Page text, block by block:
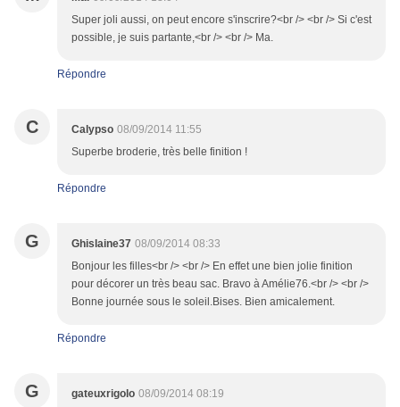
Super joli aussi, on peut encore s'inscrire?<br /> <br /> Si c'est
possible, je suis partante,<br /> <br /> Ma.
Répondre
C Calypso 08/09/2014 11:55
Superbe broderie, très belle finition !
Répondre
G Ghislaine37 08/09/2014 08:33
Bonjour les filles<br /> <br /> En effet une bien jolie finition
pour décorer un très beau sac. Bravo à Amélie76.<br /> <br />
Bonne journée sous le soleil.Bises. Bien amicalement.
Répondre
G gateuxrigolo 08/09/2014 08:19